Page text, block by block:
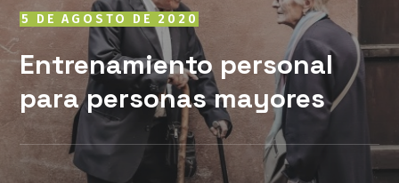
5 DE AGOSTO DE 2020
Entrenamiento personal
para personas mayores